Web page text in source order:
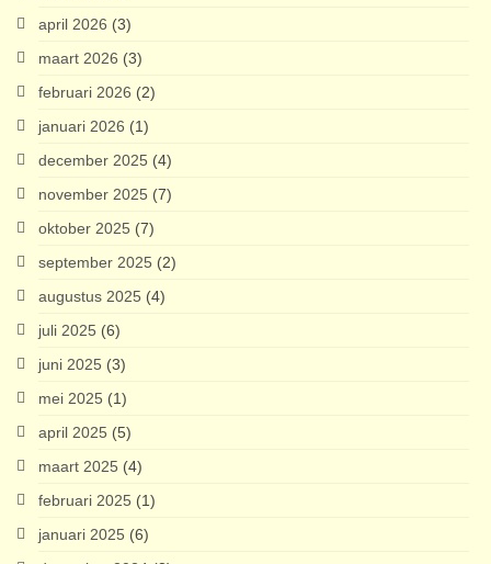
april 2026 (3)
maart 2026 (3)
februari 2026 (2)
januari 2026 (1)
december 2025 (4)
november 2025 (7)
oktober 2025 (7)
september 2025 (2)
augustus 2025 (4)
juli 2025 (6)
juni 2025 (3)
mei 2025 (1)
april 2025 (5)
maart 2025 (4)
februari 2025 (1)
januari 2025 (6)